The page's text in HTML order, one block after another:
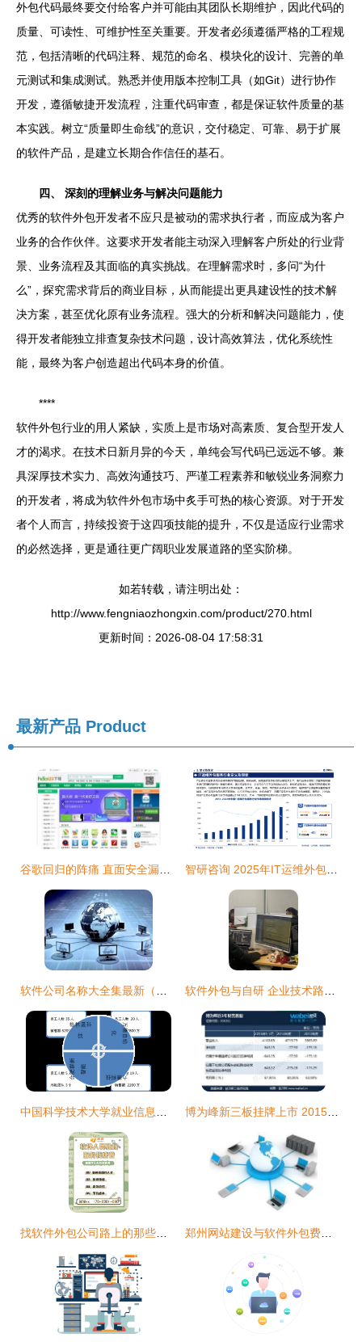
外包代码最终要交付给客户并可能由其团队长期维护，因此代码的
质量、可读性、可维护性至关重要。开发者必须遵循严格的工程规
范，包括清晰的代码注释、规范的命名、模块化的设计、完善的单
元测试和集成测试。熟悉并使用版本控制工具（如Git）进行协作
开发，遵循敏捷开发流程，注重代码审查，都是保证软件质量的基
本实践。树立“质量即生命线”的意识，交付稳定、可靠、易于扩展
的软件产品，是建立长期合作信任的基石。
四、 深刻的理解业务与解决问题能力
优秀的软件外包开发者不应只是被动的需求执行者，而应成为客户
业务的合作伙伴。这要求开发者能主动深入理解客户所处的行业背
景、业务流程及其面临的真实挑战。在理解需求时，多问“为什
么”，探究需求背后的商业目标，从而能提出更具建设性的技术解
决方案，甚至优化原有业务流程。强大的分析和解决问题能力，使
得开发者能独立排查复杂技术问题，设计高效算法，优化系统性
能，最终为客户创造超出代码本身的价值。
****
软件外包行业的用人紧缺，实质上是市场对高素质、复合型开发人
才的渴求。在技术日新月异的今天，单纯会写代码已远远不够。兼
具深厚技术实力、高效沟通技巧、严谨工程素养和敏锐业务洞察力
的开发者，将成为软件外包市场中炙手可热的核心资源。对于开发
者个人而言，持续投资于这四项技能的提升，不仅是适应行业需求
的必然选择，更是通往更广阔职业发展道路的坚实阶梯。
如若转载，请注明出处：
http://www.fengniaozhongxin.com/product/270.html
更新时间：2026-08-04 17:58:31
最新产品 Product